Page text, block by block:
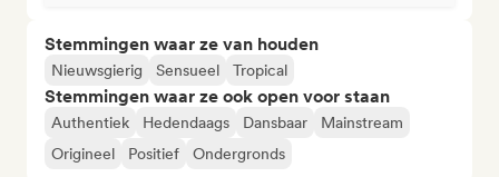
Stemmingen waar ze van houden
Nieuwsgierig Sensueel Tropical
Stemmingen waar ze ook open voor staan
Authentiek Hedendaags Dansbaar
Mainstream
Origineel
Positief Ondergronds